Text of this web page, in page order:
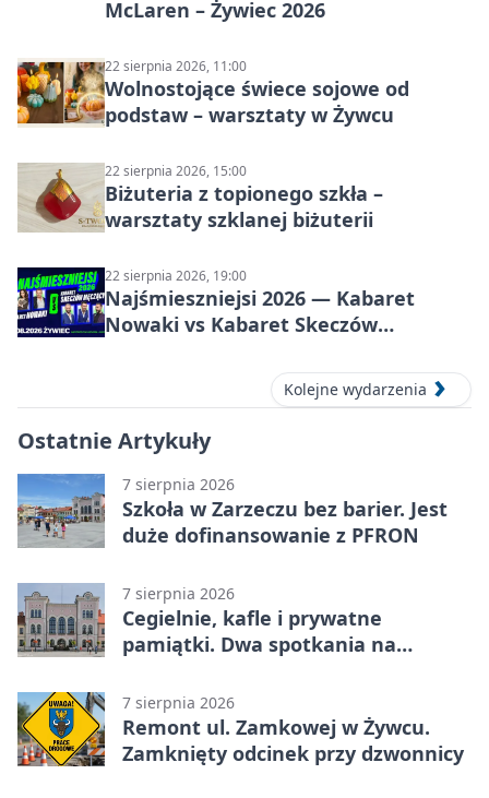
McLaren – Żywiec 2026
22 sierpnia 2026, 11:00
Wolnostojące świece sojowe od
podstaw – warsztaty w Żywcu
22 sierpnia 2026, 15:00
Biżuteria z topionego szkła –
warsztaty szklanej biżuterii
22 sierpnia 2026, 19:00
Najśmieszniejsi 2026 — Kabaret
Nowaki vs Kabaret Skeczów
Kolejne wydarzenia
Ostatnie Artykuły
7 sierpnia 2026
Szkoła w Zarzeczu bez barier. Jest
duże dofinansowanie z PFRON
7 sierpnia 2026
Cegielnie, kafle i prywatne
pamiątki. Dwa spotkania na
7 sierpnia 2026
Remont ul. Zamkowej w Żywcu.
Zamknięty odcinek przy dzwonnicy